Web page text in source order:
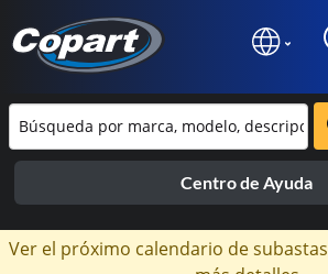
Centro de Ayuda
Ver el próximo calendario de subastas